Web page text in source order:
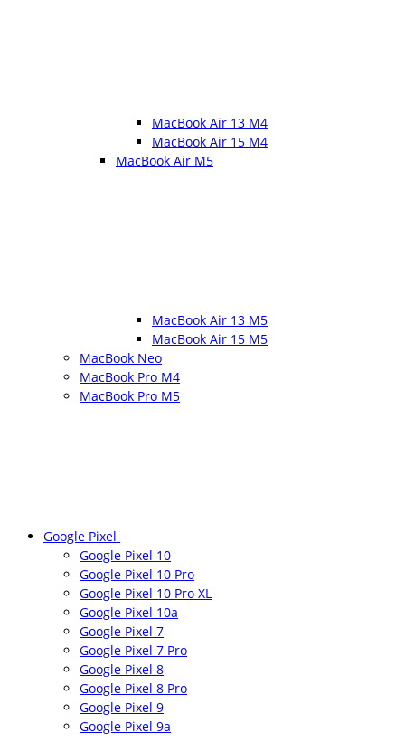
MacBook Air 13 M4
MacBook Air 15 M4
MacBook Air M5
MacBook Air 13 M5
MacBook Air 15 M5
MacBook Neo
MacBook Pro M4
MacBook Pro M5
Google Pixel
Google Pixel 10
Google Pixel 10 Pro
Google Pixel 10 Pro XL
Google Pixel 10a
Google Pixel 7
Google Pixel 7 Pro
Google Pixel 8
Google Pixel 8 Pro
Google Pixel 9
Google Pixel 9a